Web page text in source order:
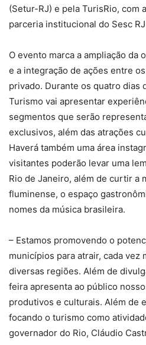
(Setur-RJ) e pela TurisRio, com
parceria institucional do Sesc
O evento marca a ampliação
e a integração de ações entre
privado. Durante os quatro dias
Turismo vai apresentar
segmentos que serão
exclusivos, além das atrações
Haverá também uma área
visitantes poderão levar uma
Rio de Janeiro, além de curtir a
fluminense, o espaço
nomes da música brasileira.
– Estamos promovendo o
municípios para atrair, cada vez
diversas regiões. Além de
feira apresenta ao público
produtivos e culturais. Além de
focando o turismo como
governador do Rio, Cláudio